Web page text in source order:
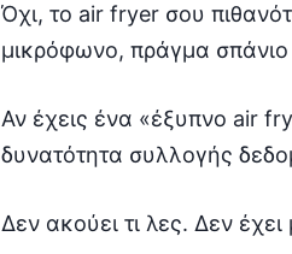
Όχι, το air fryer σου
μικρόφωνο, πράγμα
Αν έχεις ένα «έξυπνο air
δυνατότητα συλλογής
Δεν ακούει τι λες. Δεν